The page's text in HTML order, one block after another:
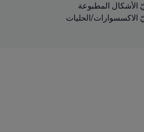
الأشكال المطبوعة
الاكسسوارات/الحليات